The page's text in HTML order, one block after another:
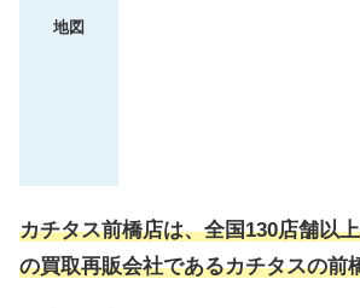
地図
カチタス前橋店は、全国130店舗以
の買取再販会社であるカチタスの前